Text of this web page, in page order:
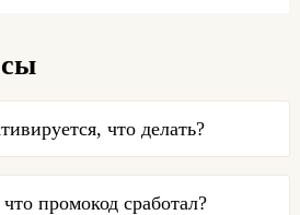
что делать?
промокод сработал?